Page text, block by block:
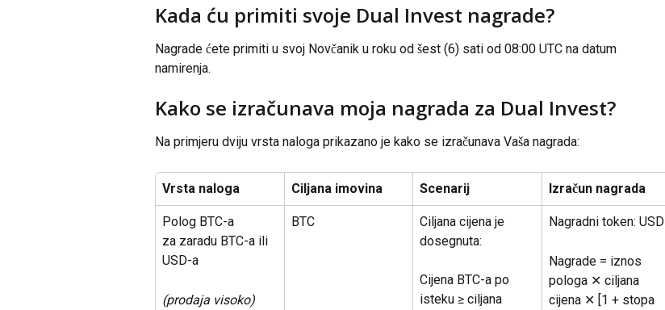
Kada ću primiti svoje Dual Invest nagrade?
Nagrade ćete primiti u svoj Novčanik u roku od šest (6) sati od 08:00 UTC na datum
namirenja.
Kako se izračunava moja nagrada za Dual Invest?
Na primjeru dviju vrsta naloga prikazano je kako se izračunava Vaša nagrada:
Vrsta naloga Ciljana imovina Scenarij Izračun nagrada
Polog BTC-a
za zaradu BTC-a ili
USD-a
(prodaja visoko)
BTC
Ciljana cijena je
dosegnuta:
Cijena BTC-a po
isteku ≥ ciljana
Nagradni token: USD
Nagrade = iznos
pologa ✕ ciljana
cijena ✕ [1 + stopa